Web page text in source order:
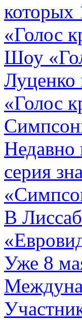
«Голос
Шоу
Луценко
«Голос
Недавно
серия
В
Уже 8